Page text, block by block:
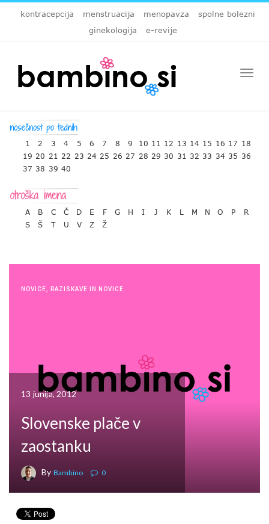
kontracepcija menstruacija menopavza
spolne bolezni
ginekologija
e-revije
1 2 3 4 5 6 7 8 9 10 11 12 13 14 15 16 17 18
19 20 21 22 23 24 25 26 27 28 29 30 31 32 33 34 35 36
37 38 39 40
A B C Č D E F G H I J K L M N O P
R
S
Š T U V Z Ž
NOVICE RAZISKAVE IN NOVICE
13 junija, 2012
Slovenske plače v
zaostanku
By Bambino 0